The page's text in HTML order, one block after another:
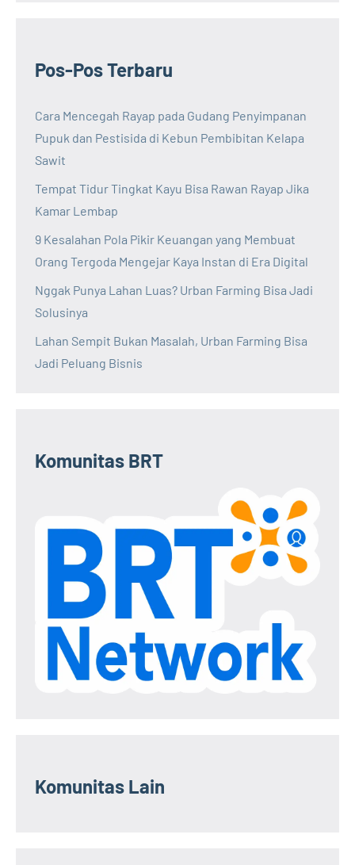
Pos-Pos Terbaru
Cara Mencegah Rayap pada Gudang Penyimpanan
Pupuk dan Pestisida di Kebun Pembibitan Kelapa
Sawit
Tempat Tidur Tingkat Kayu Bisa Rawan Rayap Jika
Kamar Lembap
9 Kesalahan Pola Pikir Keuangan yang Membuat
Orang Tergoda Mengejar Kaya Instan di Era Digital
Nggak Punya Lahan Luas? Urban Farming Bisa Jadi
Solusinya
Lahan Sempit Bukan Masalah, Urban Farming Bisa
Jadi Peluang Bisnis
Komunitas BRT
Komunitas Lain